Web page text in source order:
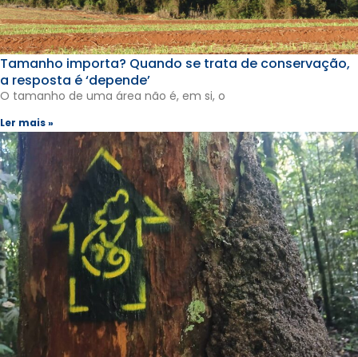
Tamanho importa? Quando se trata de conservação,
a resposta é ‘depende’
O tamanho de uma área não é, em si, o
Ler mais »